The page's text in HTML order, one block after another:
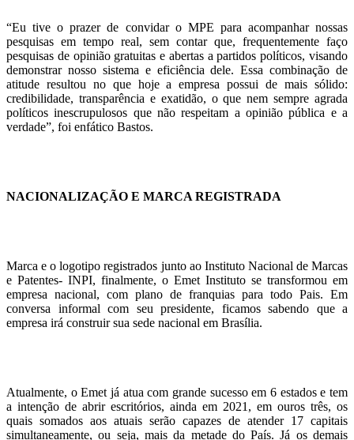
“Eu tive o prazer de convidar o MPE para acompanhar nossas
pesquisas em tempo real, sem contar que, frequentemente faço
pesquisas de opinião gratuitas e abertas a partidos políticos, visando
demonstrar nosso sistema e eficiência dele. Essa combinação de
atitude resultou no que hoje a empresa possui de mais sólido:
credibilidade, transparência e exatidão, o que nem sempre agrada
políticos inescrupulosos que não respeitam a opinião pública e a
verdade”, foi enfático Bastos.
NACIONALIZAÇÃO E MARCA REGISTRADA
Marca e o logotipo registrados junto ao Instituto Nacional de Marcas
e Patentes- INPI, finalmente, o Emet Instituto se transformou em
empresa nacional, com plano de franquias para todo Pais. Em
conversa informal com seu presidente, ficamos sabendo que a
empresa irá construir sua sede nacional em Brasília.
Atualmente, o Emet já atua com grande sucesso em 6 estados e tem
a intenção de abrir escritórios, ainda em 2021, em ouros três, os
quais somados aos atuais serão capazes de atender 17 capitais
simultaneamente, ou seja, mais da metade do País. Já os demais